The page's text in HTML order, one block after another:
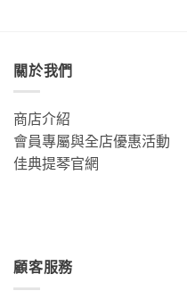
關於我們
商店介紹
會員專屬與全店優惠活動
佳典提琴官網
顧客服務